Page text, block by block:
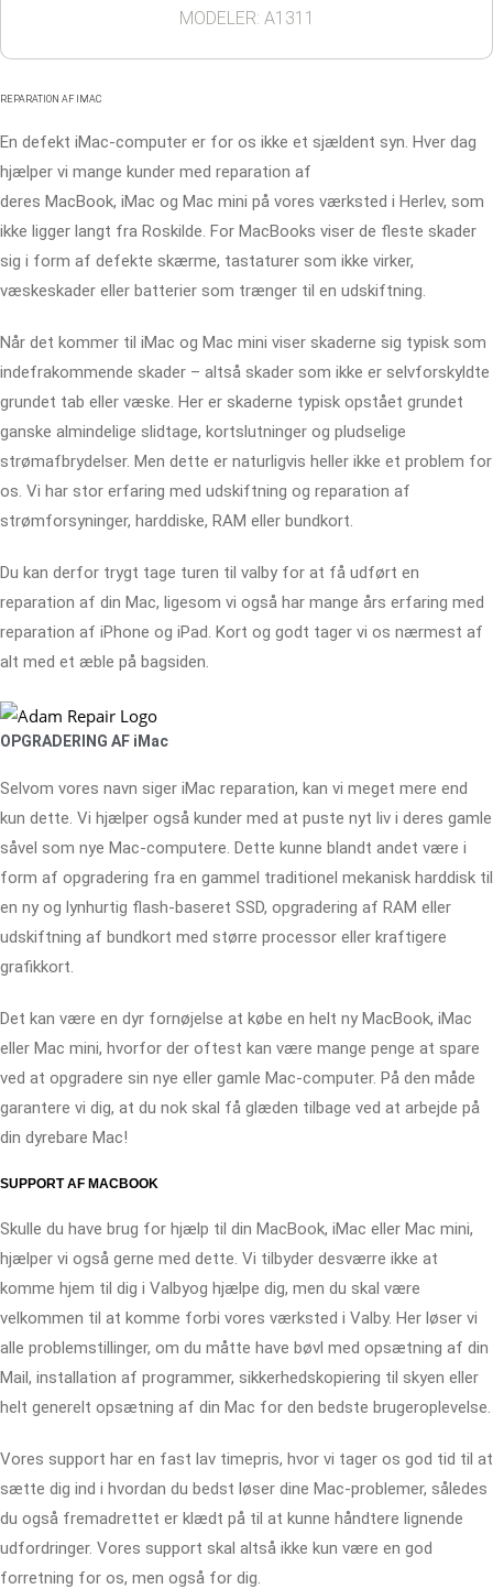
MODELER: A1311
REPARATION AF IMAC
En defekt iMac-computer er for os ikke et sjældent syn. Hver dag
hjælper vi mange kunder med reparation af
deres MacBook, iMac og Mac mini på vores værksted i Herlev, som
ikke ligger langt fra Roskilde. For MacBooks viser de fleste skader
sig i form af defekte skærme, tastaturer som ikke virker,
væskeskader eller batterier som trænger til en udskiftning.
Når det kommer til iMac og Mac mini viser skaderne sig typisk som
indefrakommende skader – altså skader som ikke er selvforskyldte
grundet tab eller væske. Her er skaderne typisk opstået grundet
ganske almindelige slidtage, kortslutninger og pludselige
strømafbrydelser. Men dette er naturligvis heller ikke et problem for
os. Vi har stor erfaring med udskiftning og reparation af
strømforsyninger, harddiske, RAM eller bundkort.
Du kan derfor trygt tage turen til valby for at få udført en
reparation af din Mac, ligesom vi også har mange års erfaring med
reparation af iPhone og iPad. Kort og godt tager vi os nærmest af
alt med et æble på bagsiden.
OPGRADERING AF iMac
Selvom vores navn siger iMac reparation, kan vi meget mere end
kun dette. Vi hjælper også kunder med at puste nyt liv i deres gamle
såvel som nye Mac-computere. Dette kunne blandt andet være i
form af opgradering fra en gammel traditionel mekanisk harddisk til
en ny og lynhurtig flash-baseret SSD, opgradering af RAM eller
udskiftning af bundkort med større processor eller kraftigere
grafikkort.
Det kan være en dyr fornøjelse at købe en helt ny MacBook, iMac
eller Mac mini, hvorfor der oftest kan være mange penge at spare
ved at opgradere sin nye eller gamle Mac-computer. På den måde
garantere vi dig, at du nok skal få glæden tilbage ved at arbejde på
din dyrebare Mac!
SUPPORT AF MACBOOK
Skulle du have brug for hjælp til din MacBook, iMac eller Mac mini,
hjælper vi også gerne med dette. Vi tilbyder desværre ikke at
komme hjem til dig i Valbyog hjælpe dig, men du skal være
velkommen til at komme forbi vores værksted i Valby. Her løser vi
alle problemstillinger, om du måtte have bøvl med opsætning af din
Mail, installation af programmer, sikkerhedskopiering til skyen eller
helt generelt opsætning af din Mac for den bedste brugeroplevelse.
Vores support har en fast lav timepris, hvor vi tager os god tid til at
sætte dig ind i hvordan du bedst løser dine Mac-problemer, således
du også fremadrettet er klædt på til at kunne håndtere lignende
udfordringer. Vores support skal altså ikke kun være en god
forretning for os, men også for dig.